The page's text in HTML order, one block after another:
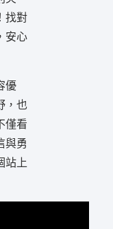
找對
安心
優
，也
僅看
與勇
站上